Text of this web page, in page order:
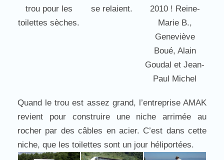
trou pour les
toilettes sèches.
se relaient.
2010 ! Reine-
Marie B.,
Geneviève
Boué, Alain
Goudal et Jean-
Paul Michel
Quand le trou est assez grand, l’entreprise AMAK
revient pour construire une niche arrimée au
rocher par des câbles en acier. C’est dans cette
niche, que les toilettes sont un jour héliportées.